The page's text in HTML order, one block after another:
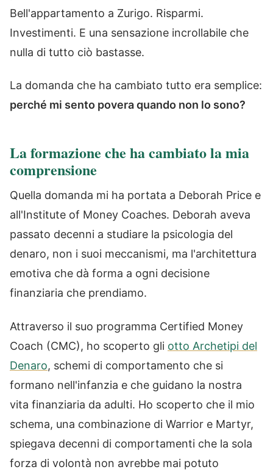
Bell'appartamento a Zurigo. Risparmi.
Investimenti. E una sensazione incrollabile che
nulla di tutto ciò bastasse.
La domanda che ha cambiato tutto era semplice:
perché mi sento povera quando non lo sono?
La formazione che ha cambiato la mia
comprensione
Quella domanda mi ha portata a Deborah Price e
all'Institute of Money Coaches. Deborah aveva
passato decenni a studiare la psicologia del
denaro, non i suoi meccanismi, ma l'architettura
emotiva che dà forma a ogni decisione
finanziaria che prendiamo.
Attraverso il suo programma Certified Money
Coach (CMC), ho scoperto gli otto Archetipi del
Denaro, schemi di comportamento che si
formano nell'infanzia e che guidano la nostra
vita finanziaria da adulti. Ho scoperto che il mio
schema, una combinazione di Warrior e Martyr,
spiegava decenni di comportamenti che la sola
forza di volontà non avrebbe mai potuto